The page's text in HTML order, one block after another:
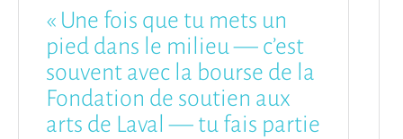
« Une fois que tu mets un
pied dans le milieu — c’est
souvent avec la bourse de la
Fondation de soutien aux
arts de Laval — tu fais partie